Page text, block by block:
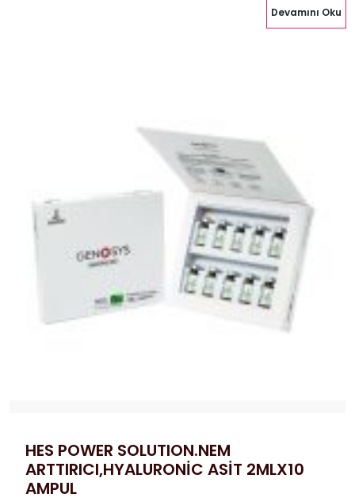
Devamını Oku
HES POWER SOLUTION.NEM
ARTTIRICI,HYALURONİC ASİT 2MLX10
AMPUL